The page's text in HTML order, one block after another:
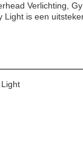
Verlichting,
is een